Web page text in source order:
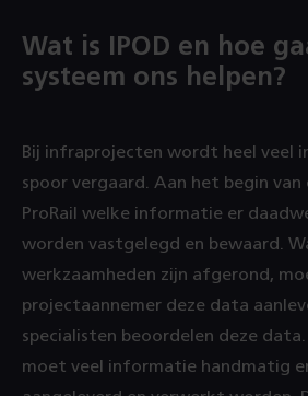
Wat is IPOD en hoe
systeem ons helpen?
Bij infraprojecten wordt heel veel
spoor vergaard. Aan het begin
ProRail welke informatie er
worden vastgelegd en bewaard.
werkzaamheden zijn afgerond,
projectaannemer deze data
specialisten beoordelen deze
moet veel informatie handmatig